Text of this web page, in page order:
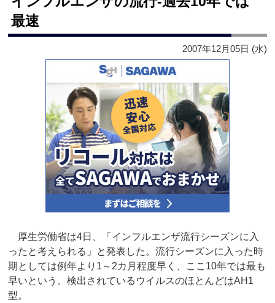
最速
2007年12月05日 (水)
厚生労働省は4日、「インフルエンザ流行シーズンに入
ったと考えられる」と発表した。流行シーズンに入った時
期としては例年より1～2カ月程度早く、ここ10年では最も
早いという。検出されているウイルスのほとんどはAH1
型。